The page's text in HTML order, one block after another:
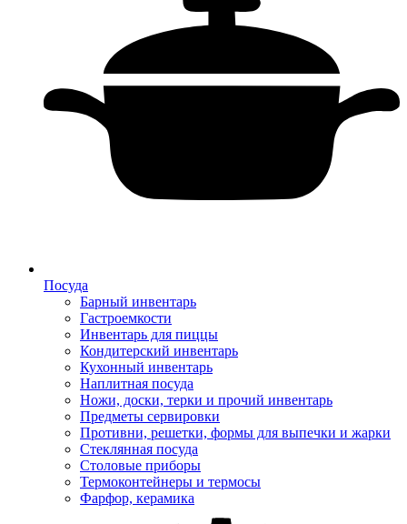
Посуда
Барный инвентарь
Гастроемкости
Инвентарь для пиццы
Кондитерский инвентарь
Кухонный инвентарь
Наплитная посуда
Ножи, доски, терки и прочий инвентарь
Предметы сервировки
Противни, решетки, формы для выпечки и жарки
Стеклянная посуда
Столовые приборы
Термоконтейнеры и термосы
Фарфор, керамика